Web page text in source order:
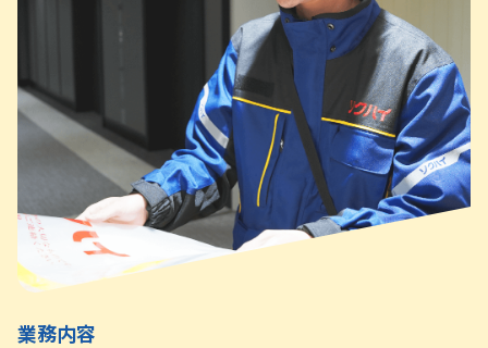
業務内容